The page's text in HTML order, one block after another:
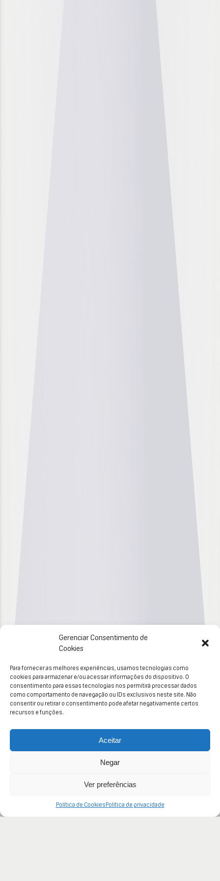
Gerenciar Consentimento de
Cookies
Para fornecer as melhores experiências, usamos tecnologias como
cookies para armazenar e/ou acessar informações do dispositivo. O
consentimento para essas tecnologias nos permitirá processar dados
como comportamento de navegação ou IDs exclusivos neste site. Não
consentir ou retirar o consentimento pode afetar negativamente certos
recursos e funções.
Aceitar
Negar
Ver preferências
Política de Cookies Política de privacidade